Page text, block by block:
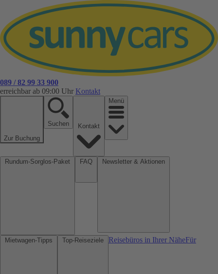
089 / 82 99 33 900
erreichbar ab 09:00 Uhr Kontakt
Zur Buchung
Suchen
Menü
Reisebüros in Ihrer NäheFür